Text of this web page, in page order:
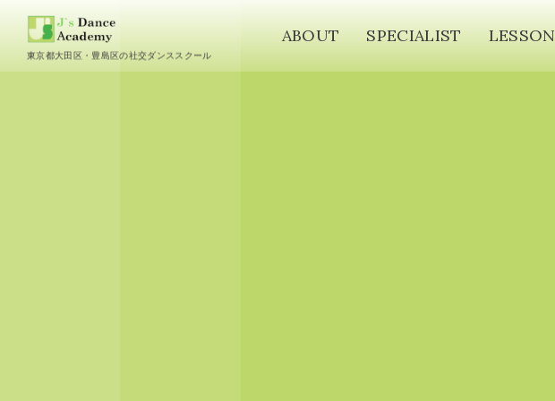
東京都大田区・豊島区の社交ダンススクール
ABOUT SPECIALIST LESSON